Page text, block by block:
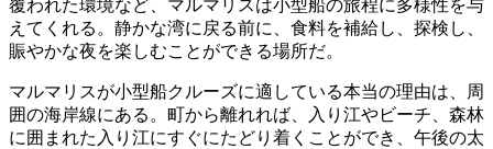
覆われた環境など、マルマリスは小型船の旅程に多様性を与
えてくれる。静かな湾に戻る前に、食料を補給し、探検し、
賑やかな夜を楽しむことができる場所だ。
マルマリスが小型船クルーズに適している本当の理由は、周
囲の海岸線にある。町から離れれば、入り江やビーチ、森林
に囲まれた入り江にすぐにたどり着くことができ、午後の太